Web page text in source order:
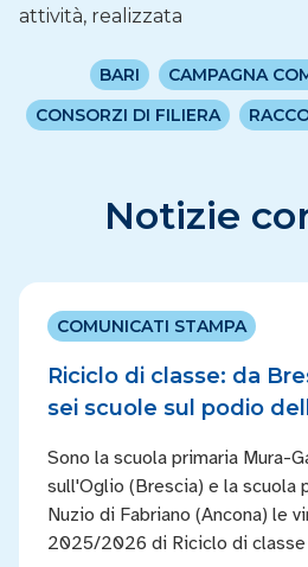
attività, realizzata
BARI
CAMPAGNA
CONSORZI DI FILIERA
Notizie
COMUNICATI STAMPA
Riciclo di classe: da
sei scuole sul podio
Sono la scuola primaria Mura-
sull'Oglio (Brescia) e la scuola
Nuzio di Fabriano (Ancona) le
2025/2026 di Riciclo di classe